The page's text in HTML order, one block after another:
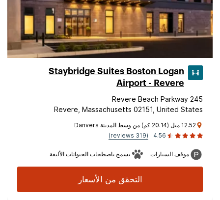
Staybridge Suites Boston Logan
Airport - Revere
245 Revere Beach Parkway
Revere, Massachusetts 02151, United States
12.52 ميل (20.14 كم) من وسط المدينة Danvers
4.56
(319 reviews)
موقف السيارات يسمح باصطحاب الحيوانات الأليفة
التحقق من الأسعار